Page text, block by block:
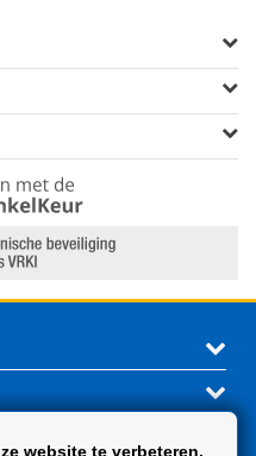
website te verbeteren.